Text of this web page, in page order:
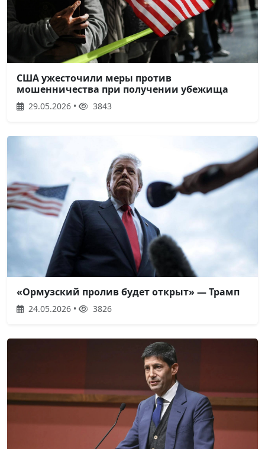
США ужесточили меры против
мошенничества при получении убежища
29.05.2026 • 3843
«Ормузский пролив будет открыт» — Трамп
24.05.2026 • 3826